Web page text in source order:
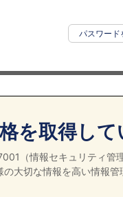
パスワード
を取得して
（情報セキュリティ管
大切な情報を高い情報